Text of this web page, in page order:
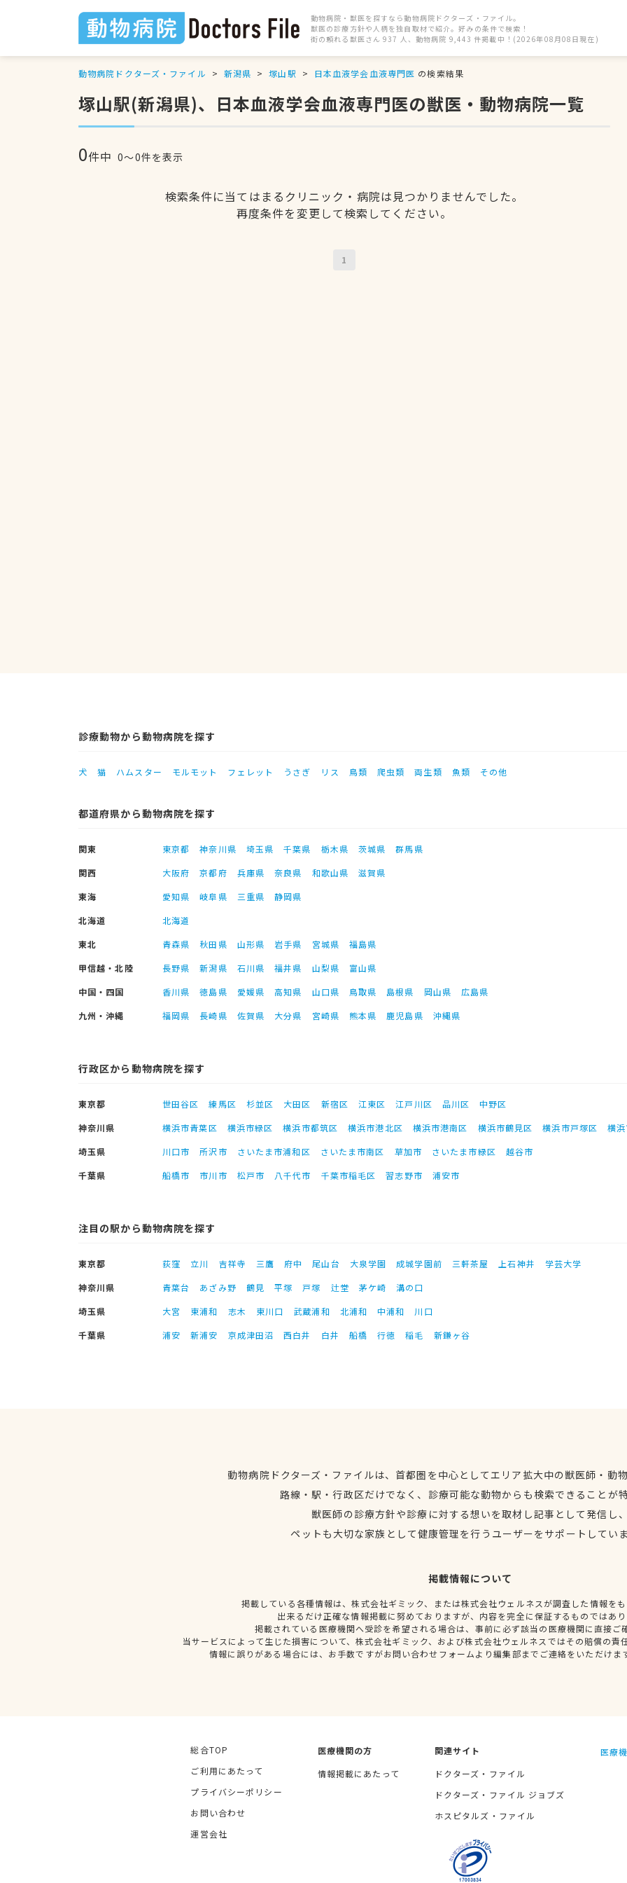
動物病院・獣医を探すなら動物病院ドクターズ・ファイル。
獣医の診療方針や人柄を独自取材で紹介。好みの条件で検索！
街の頼れる獣医さん 937 人、動物病院 9,443 件掲載中！(2026年08月08日現在)
動物病院ドクターズ・ファイル 新潟県 塚山駅 日本血液学会血液専門医 の検索結果
塚山駅(新潟県)、日本血液学会血液専門医の獣医・動物病院一覧
0件中 0〜0件を表示
検索条件に当てはまるクリニック・病院は見つかりませんでした。
再度条件を変更して検索してください。
1
診療動物から動物病院を探す
犬 猫 ハムスター モルモット フェレット うさぎ リス 鳥類 爬虫類 両生類 魚類 その他
都道府県から動物病院を探す
関東 東京都 神奈川県 埼玉県 千葉県 栃木県 茨城県
群馬県
関西
大阪府 京都府 兵庫県 奈良県 和歌山県
滋賀県
東海
愛知県 岐阜県 三重県
静岡県
北海道
北海道
東北
青森県 秋田県 山形県 岩手県 宮城県
福島県
甲信越・北陸
長野県 新潟県 石川県 福井県 山梨県
富山県
中国・四国
香川県 徳島県 愛媛県 高知県 山口県 鳥取県 島根県 岡山県
広島県
九州・沖縄
福岡県 長崎県 佐賀県 大分県 宮崎県 熊本県 鹿児島県 沖縄県
行政区から動物病院を探す
東京都 世田谷区 練馬区 杉並区 大田区 新宿区 江東区 江戸川区 品川区
中野区
神奈川県
横浜市青葉区 横浜市緑区 横浜市都筑区 横浜市港北区 横浜市港南区 横浜市鶴見区 横浜市戸塚区
横
埼玉県
川口市 所沢市 さいたま市浦和区 さいたま市南区 草加市 さいたま市緑区
越谷市
千葉県
船橋市 市川市 松戸市 八千代市 千葉市稲毛区 習志野市 浦安市
注目の駅から動物病院を探す
東京都 荻窪 立川 吉祥寺 三鷹 府中 尾山台 大泉学園 成城学園前 三軒茶屋 上石神井
学芸大学
神奈川県
青葉台 あざみ野 鶴見 平塚 戸塚 辻堂 茅ケ崎
溝の口
埼玉県
大宮 東浦和 志木 東川口 武蔵浦和 北浦和 中浦和
川口
千葉県
浦安 新浦安 京成津田沼 西白井 白井 船橋 行徳 稲毛 新鎌ヶ谷
動物病院ドクターズ・ファイルは、首都圏を中心としてエリア拡大中の獣医師・動
路線・駅・行政区だけでなく、診療可能な動物からも検索できることが
獣医師の診療方針や診療に対する想いを取材し記事として発信し
ペットも大切な家族として健康管理を行うユーザーをサポートしてい
掲載情報について
掲載している各種情報は、株式会社ギミック、または株式会社ウェルネスが調査した情報を
出来るだけ正確な情報掲載に努めておりますが、内容を完全に保証するものではあ
掲載されている医療機関へ受診を希望される場合は、事前に必ず該当の医療機関に直接ご
当サービスによって生じた損害について、株式会社ギミック、および株式会社ウェルネスではその賠償の責
情報に誤りがある場合には、お手数ですがお問い合わせフォームより編集部までご連絡をいただけま
総合TOP
ご利用にあたって
プライバシーポリシー
お問い合わせ
運営会社
医療機関の方
情報掲載にあたって
関連サイト
ドクターズ・ファイル
ドクターズ・ファイル ジョブズ
ホスピタルズ・ファイル
医療